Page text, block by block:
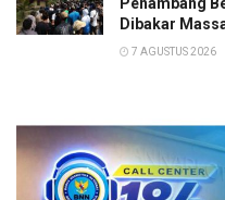
Dibakar
7 AGUSTUS 2026